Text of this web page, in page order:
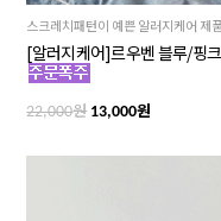
스크레치패턴이 예쁜 알러지케어 제
[알러지케어]르우벤 블루/핑
22,000원13,000원